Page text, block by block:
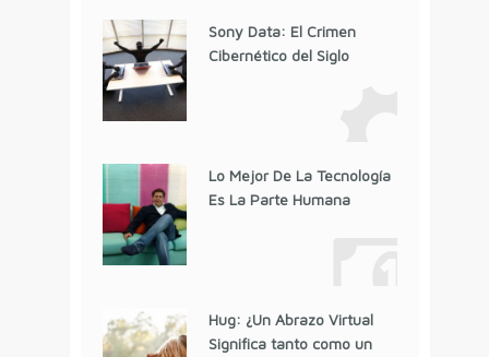
Sony Data: El Crimen
Cibernético del Siglo
Lo Mejor De La Tecnología
Es La Parte Humana
Hug: ¿Un Abrazo Virtual
Significa tanto como un